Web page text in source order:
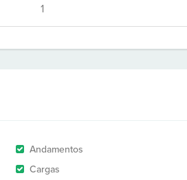
1
Andamentos
Cargas